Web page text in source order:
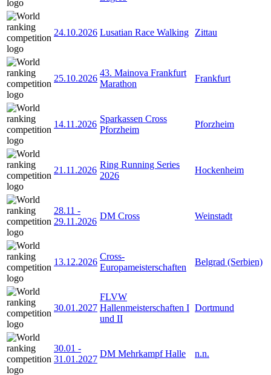
24.10.2026 Lusatian Race Walking Zittau
25.10.2026
43. Mainova Frankfurt
Marathon
Frankfurt
14.11.2026
Sparkassen Cross
Pforzheim
Pforzheim
21.11.2026
Ring Running Series
2026
Hockenheim
28.11 -
29.11.2026
DM Cross Weinstadt
13.12.2026
Cross-
Europameisterschaften
Belgrad (Serbien)
30.01.2027
FLVW
Hallenmeisterschaften I
und II
Dortmund
30.01 -
31.01.2027
DM Mehrkampf Halle n.n.